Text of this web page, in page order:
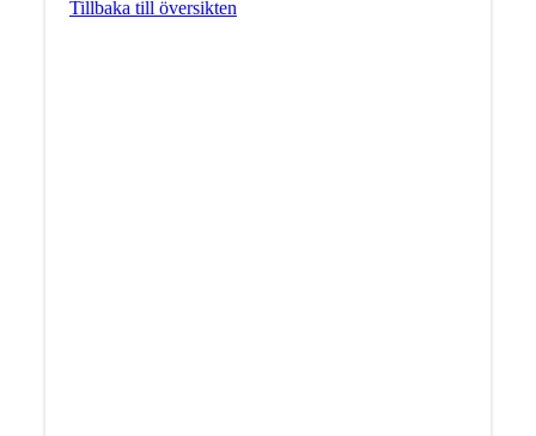
Tillbaka till översikten